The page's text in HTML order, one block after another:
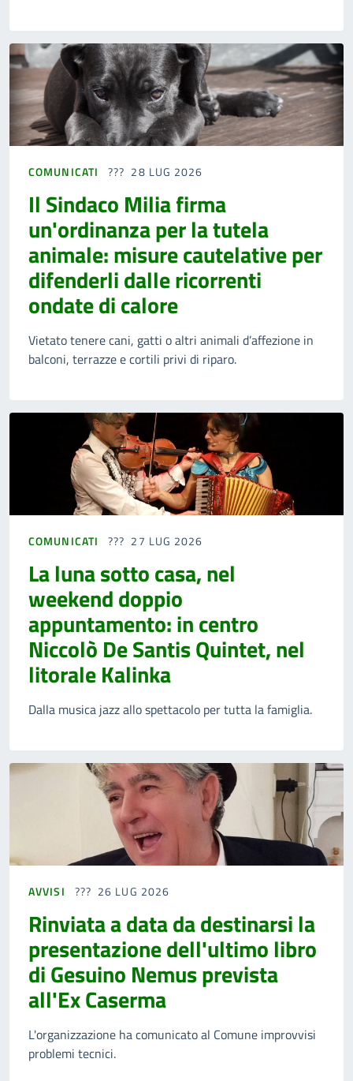
COMUNICATI 28 LUG 2026
Il Sindaco Milia firma
un'ordinanza per la tutela
animale: misure cautelative per
difenderli dalle ricorrenti
ondate di calore
Vietato tenere cani, gatti o altri animali d’affezione in
balconi, terrazze e cortili privi di riparo.
COMUNICATI 27 LUG 2026
La luna sotto casa, nel
weekend doppio
appuntamento: in centro
Niccolò De Santis Quintet, nel
litorale Kalinka
Dalla musica jazz allo spettacolo per tutta la famiglia.
AVVISI 26 LUG 2026
Rinviata a data da destinarsi la
presentazione dell'ultimo libro
di Gesuino Nemus prevista
all'Ex Caserma
L'organizzazione ha comunicato al Comune improvvisi
problemi tecnici.